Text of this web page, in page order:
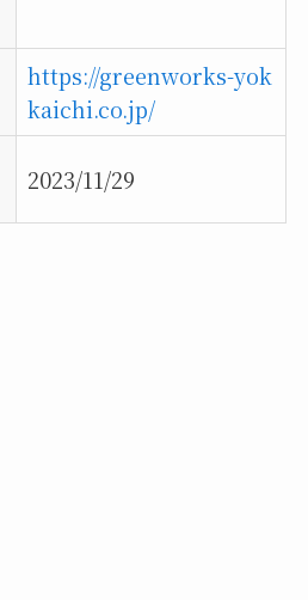
https://greenworks-yok
kaichi.co.jp/
2023/11/29